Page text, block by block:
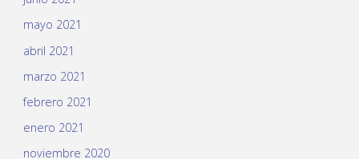
mayo 2021
abril 2021
marzo 2021
febrero 2021
enero 2021
noviembre 2020